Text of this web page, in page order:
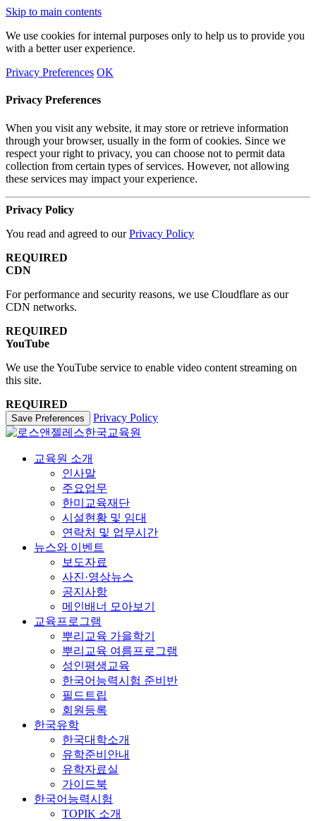
Skip to main contents
We use cookies for internal purposes only to help us to provide you
with a better user experience.
Privacy Preferences OK
Privacy Preferences
When you visit any website, it may store or retrieve information
through your browser, usually in the form of cookies. Since we
respect your right to privacy, you can choose not to permit data
collection from certain types of services. However, not allowing
these services may impact your experience.
Privacy Policy
You read and agreed to ourPrivacy Policy
REQUIRED
CDN
For performance and security reasons, we use Cloudflare as our
CDN networks.
REQUIRED
YouTube
We use the YouTube service to enable video content streaming on
this site.
REQUIRED
Save Preferences Privacy Policy
교육원 소개
인사말
주요업무
한미교육재단
시설현황 및 임대
연락처 및 업무시간
뉴스와 이벤트
보도자료
사진·영상뉴스
공지사항
메인배너 모아보기
교육프로그램
뿌리교육 가을학기
뿌리교육 여름프로그램
성인평생교육
한국어능력시험 준비반
필드트립
회원등록
한국유학
한국대학소개
유학준비안내
유학자료실
가이드북
한국어능력시험
TOPIK 소개